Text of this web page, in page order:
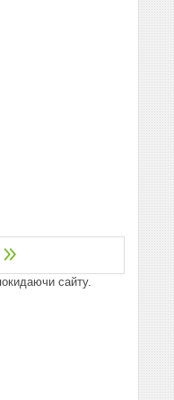
сайту.